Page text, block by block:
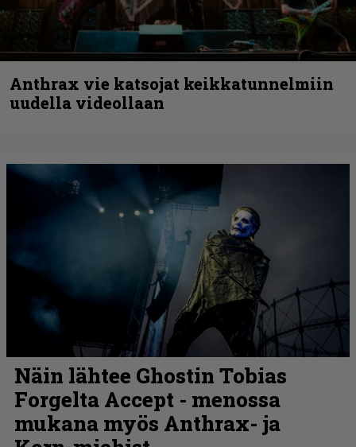
Anthrax vie katsojat keikkatunnelmiin
uudella videollaan